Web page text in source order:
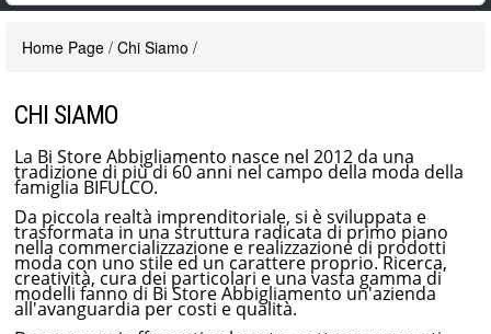
Home Page / Chi Siamo /
CHI SIAMO
La Bi Store Abbigliamento nasce nel 2012 da una
tradizione di più di 60 anni nel campo della moda della
famiglia BIFULCO.
Da piccola realtà imprenditoriale, si è sviluppata e
trasformata in una struttura radicata di primo piano
nella commercializzazione e realizzazione di prodotti
moda con uno stile ed un carattere proprio. Ricerca,
creatività, cura dei particolari e una vasta gamma di
modelli fanno di Bi Store Abbigliamento un'azienda
all'avanguardia per costi e qualità.